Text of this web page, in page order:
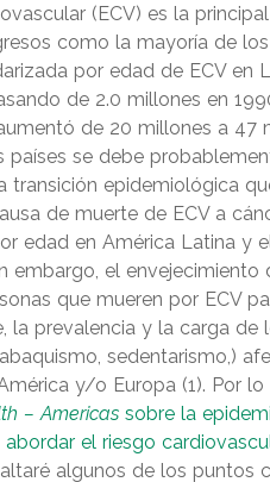
(ECV) es la
como la mayoría de
por edad de ECV en
de 2.0 millones en
de 20 millones a
países se debe
transición epidemiológica
de muerte de ECV a
edad en América Latina y
embargo, el
que mueren por ECV
la prevalencia y la carga
sedentarismo,)
y/o Europa (1). Por
– Americas sobre la
abordar el riesgo
algunos de los